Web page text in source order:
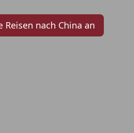
Reisen nach China an